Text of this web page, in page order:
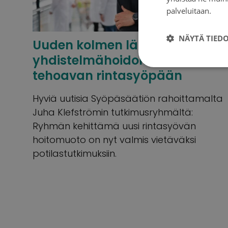
Uuden kolmen lääkkeen
yhdistelmähoidon toivotaan
tehoavan rintasyöpään
Hyviä uutisia Syöpäsäätiön rahoittamalta
Juha Klefströmin tutkimusryhmältä:
Ryhmän kehittämä uusi rintasyövän
hoitomuoto on nyt valmis vietäväksi
potilastutkimuksiin.
palveluitaan.
NÄYTÄ